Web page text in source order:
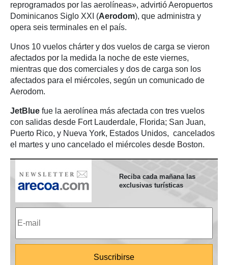
reprogramados por las aerolíneas», advirtió Aeropuertos
Dominicanos Siglo XXI (Aerodom), que administra y
opera seis terminales en el país.
Unos 10 vuelos chárter y dos vuelos de carga se vieron
afectados por la medida la noche de este viernes,
mientras que dos comerciales y dos de carga son los
afectados para el miércoles, según un comunicado de
Aerodom.
JetBlue fue la aerolínea más afectada con tres vuelos
con salidas desde Fort Lauderdale, Florida; San Juan,
Puerto Rico, y Nueva York, Estados Unidos, cancelados
el martes y uno cancelado el miércoles desde Boston.
Reciba cada mañana las
exclusivas turísticas